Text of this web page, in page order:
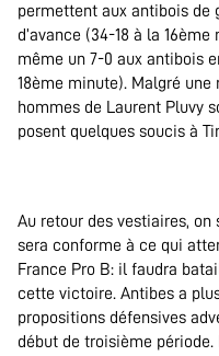
permettent aux antibois de
d’avance (34-18 à la
même un 7-0 aux antibois
18ème minute). Malgré
hommes de Laurent Pluvy
posent quelques soucis à
Au retour des vestiaires, on
sera conforme à ce qui
France Pro B: il faudra
cette victoire. Antibes a
propositions défensives
début de troisième